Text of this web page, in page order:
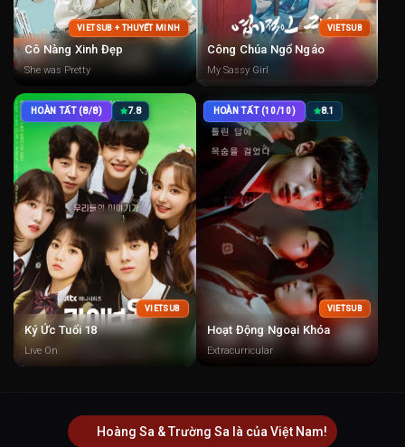
VIETSUB + THUYẾT MINH
Cô Nàng Xinh Đẹp
She was Pretty
VIETSUB
Công Chúa Ngổ Ngáo
My Sassy Girl
HOÀN TẤT (8/8) 7.8
VIETSUB
Ký Ức Tuổi 18
Live On
HOÀN TẤT (10/10) 8.1
VIETSUB
Hoạt Động Ngoại Khóa
Extracurricular
Hoàng Sa & Trường Sa là của Việt Nam!